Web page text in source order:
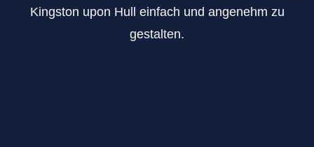
Kingston upon Hull einfach und angenehm zu
gestalten.